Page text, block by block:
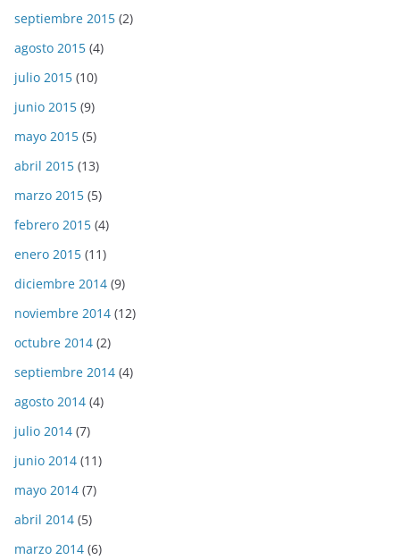
septiembre 2015 (2)
agosto 2015 (4)
julio 2015 (10)
junio 2015 (9)
mayo 2015 (5)
abril 2015 (13)
marzo 2015 (5)
febrero 2015 (4)
enero 2015 (11)
diciembre 2014 (9)
noviembre 2014 (12)
octubre 2014 (2)
septiembre 2014 (4)
agosto 2014 (4)
julio 2014 (7)
junio 2014 (11)
mayo 2014 (7)
abril 2014 (5)
marzo 2014 (6)